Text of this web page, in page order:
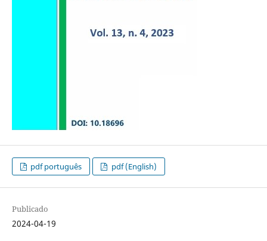
pdf português pdf (English)
Publicado
2024-04-19